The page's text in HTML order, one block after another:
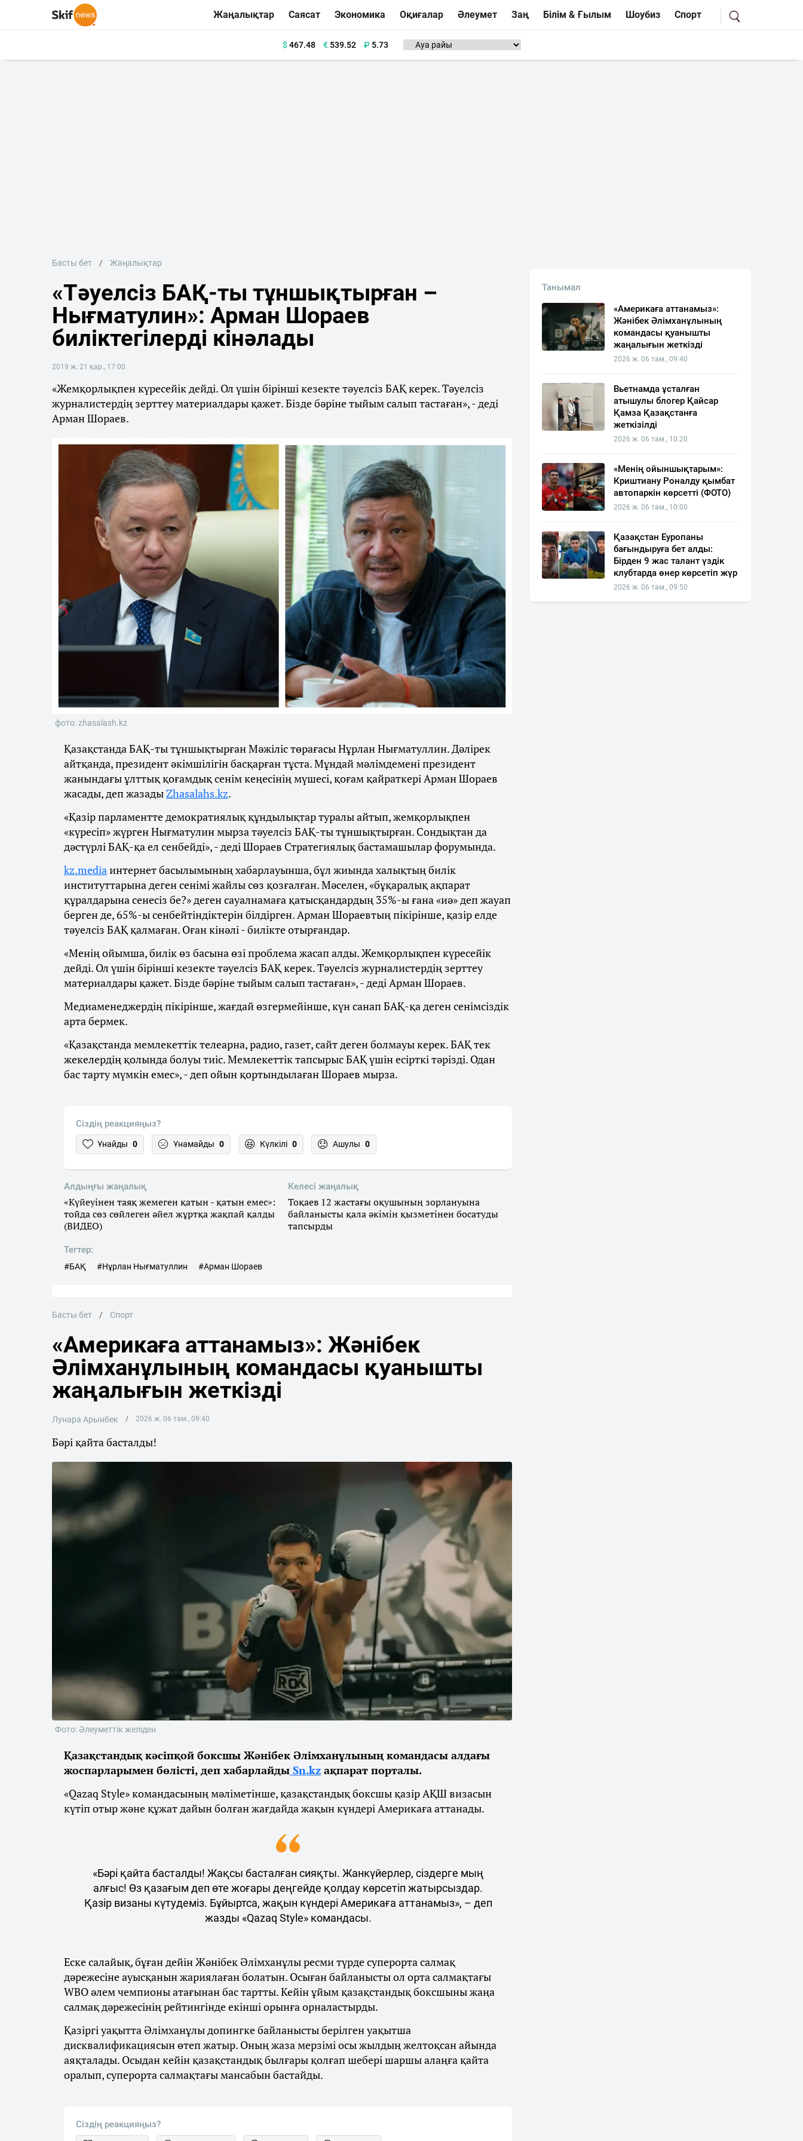
Жаңалықтар Саясат Экономика Оқиғалар Әлеумет Заң Білім & Ғылым Шоубиз Спорт
$467.48 €539.52 ₽ 5.73
Басты бет Жаңалықтар
«Тәуелсіз БАҚ-ты тұншықтырған –
Нығматулин»: Арман Шораев
биліктегілерді кінәлады
2019 ж. 21 қар., 17:00
«Жемқорлықпен күресейік дейді. Ол үшін бірінші кезекте тәуелсіз БАҚ керек. Тәуелсіз
журналистердің зерттеу материалдары қажет. Бізде бәріне тыйым салып тастаған», - деді
Арман Шораев.
фото: zhasalash.kz
Қазақстанда БАҚ-ты тұншықтырған Мәжіліс төрағасы Нұрлан Нығматуллин. Дәлірек
айтқанда, президент әкімшілігін басқарған тұста. Мұндай мәлімдемені президент
жанындағы ұлттық қоғамдық сенім кеңесінің мүшесі, қоғам қайраткері Арман Шораев
жасады, деп жазадыZhasalahs.kz.
«Қазір парламентте демократиялық құндылықтар туралы айтып, жемқорлықпен
«күресіп» жүрген Нығматулин мырза тәуелсіз БАҚ-ты тұншықтырған. Сондықтан да
дәстүрлі БАҚ-қа ел сенбейді», - деді Шораев Стратегиялық бастамашылар форумында.
kz.mediaинтернет басылымының хабарлауынша, бұл жиында халықтың билік
институттарына деген сенімі жайлы сөз қозғалған. Мәселен, «бұқаралық ақпарат
құралдарына сенесіз бе?» деген сауалнамаға қатысқандардың 35%-ы ғана «иә» деп жауап
берген де, 65%-ы сенбейтіндіктерін білдірген. Арман Шораевтың пікірінше, қазір елде
тәуелсіз БАҚ қалмаған. Оған кінәлі - билікте отырғандар.
«Менің ойымша, билік өз басына өзі проблема жасап алды. Жемқорлықпен күресейік
дейді. Ол үшін бірінші кезекте тәуелсіз БАҚ керек. Тәуелсіз журналистердің зерттеу
материалдары қажет. Бізде бәріне тыйым салып тастаған», - деді Арман Шораев.
Медиаменеджердің пікірінше, жағдай өзгермейінше, күн санап БАҚ-қа деген сенімсіздік
арта бермек.
«Қазақстанда мемлекеттік телеарна, радио, газет, сайт деген болмауы керек. БАҚ тек
жекелердің қолында болуы тиіс. Мемлекеттік тапсырыс БАҚ үшін есірткі тәрізді. Одан
бас тарту мүмкін емес», - деп ойын қортындылаған Шораев мырза.
Сіздің реакцияңыз?
Ұнайды 0 Ұнамайды 0 Күлкілі 0 Ашулы 0
Алдыңғы жаңалық
«Күйеуінен таяқ жемеген қатын - қатын емес»:
тойда сөз сөйлеген әйел жұртқа жақпай қалды
(ВИДЕО)
Келесі жаңалық
Тоқаев 12 жастағы оқушының зорлануына
байланысты қала әкімін қызметінен босатуды
тапсырды
Тегтер:
#БАҚ #Нұрлан Нығматуллин #Арман Шораев
Басты бет Спорт
«Америкаға аттанамыз»: Жәнібек
Әлімханұлының командасы қуанышты
жаңалығын жеткізді
Лунара Арынбек 2026 ж. 06 там., 09:40
Бәрі қайта басталды!
Фото: Әлеуметтік желіден
Қазақстандық кәсіпқой боксшы Жәнібек Әлімханұлының командасы алдағы
жоспарларымен бөлісті, деп хабарлайды Sn.kz ақпарат порталы.
«Qazaq Style» командасының мәліметінше, қазақстандық боксшы қазір АҚШ визасын
күтіп отыр және құжат дайын болған жағдайда жақын күндері Америкаға аттанады.
«Бәрі қайта басталды! Жақсы басталған сияқты. Жанкүйерлер, сіздерге мың
алғыс! Өз қазағым деп өте жоғары деңгейде қолдау көрсетіп жатырсыздар.
Қазір визаны күтудеміз. Бұйыртса, жақын күндері Америкаға аттанамыз», – деп
жазды «Qazaq Style» командасы.
Еске салайық, бұған дейін Жәнібек Әлімханұлы ресми түрде суперорта салмақ
дәрежесіне ауысқанын жариялаған болатын. Осыған байланысты ол орта салмақтағы
WBO әлем чемпионы атағынан бас тартты. Кейін ұйым қазақстандық боксшыны жаңа
салмақ дәрежесінің рейтингінде екінші орынға орналастырды.
Қазіргі уақытта Әлімханұлы допингке байланысты берілген уақытша
дисквалификациясын өтеп жатыр. Оның жаза мерзімі осы жылдың желтоқсан айында
аяқталады. Осыдан кейін қазақстандық былғары қолғап шебері шаршы алаңға қайта
оралып, суперорта салмақтағы мансабын бастайды.
Сіздің реакцияңыз?
Танымал
«Америкаға аттанамыз»:
Жәнібек Әлімханұлының
командасы қуанышты
жаңалығын жеткізді
2026 ж. 06 там., 09:40
Вьетнамда ұсталған
атышулы блогер Қайсар
Қамза Қазақстанға
жеткізілді
2026 ж. 06 там., 10:20
«Менің ойыншықтарым»:
Криштиану Роналду қымбат
автопаркін көрсетті (ФОТО)
2026 ж. 06 там., 10:00
Қазақстан Еуропаны
бағындыруға бет алды:
Бірден 9 жас талант үздік
клубтарда өнер көрсетіп жүр
2026 ж. 06 там., 09:50